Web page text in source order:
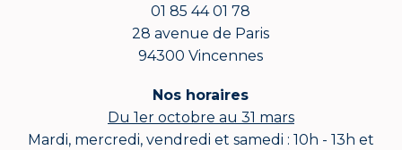
01 85 44 01 78
28 avenue de Paris
94300 Vincennes
Nos horaires
Du 1er octobre au 31 mars
Mardi, mercredi, vendredi et samedi : 10h - 13h et